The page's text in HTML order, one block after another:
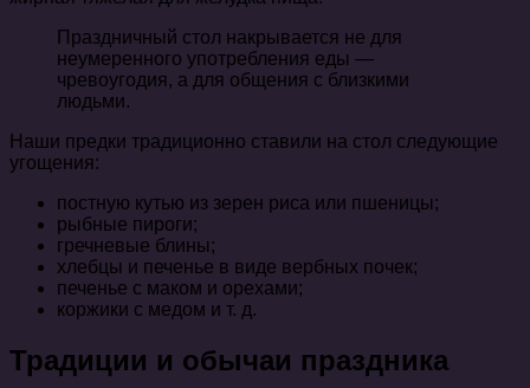
Праздничный стол накрывается не для
неумеренного употребления еды —
чревоугодия, а для общения с близкими
людьми.
Наши предки традиционно ставили на стол следующие
угощения:
постную кутью из зерен риса или пшеницы;
рыбные пироги;
гречневые блины;
хлебцы и печенье в виде вербных почек;
печенье с маком и орехами;
коржики с медом и т. д.
Традиции и обычаи праздника